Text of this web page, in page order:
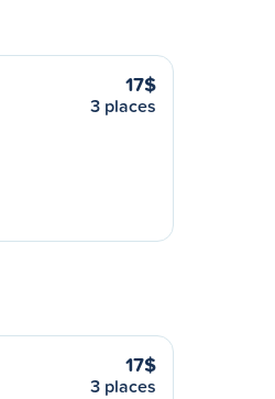
17$
3 places
17$
3 places